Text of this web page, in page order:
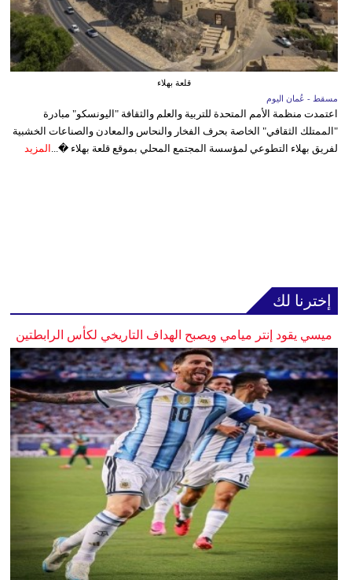
قلعة بهلاء
مسقط - عُمان اليوم
اعتمدت منظمة الأمم المتحدة للتربية والعلم والثقافة "اليونسكو" مبادرة
"الممتلك الثقافي" الخاصة بحرف الفخار والنحاس والمعادن والصناعات الخشبية
لفريق بهلاء التطوعي لمؤسسة المجتمع المحلي بموقع قلعة بهلاء �... المزيد
إخترنا لك
ميسي يقود إنتر ميامي ويصبح الهداف التاريخي لكأس الرابطتين